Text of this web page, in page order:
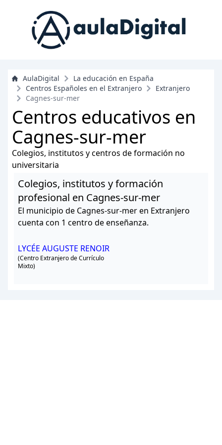
AulaDigital
La educación en España
Centros Españoles en el Extranjero
Extranjero
Cagnes-sur-mer
Centros educativos en
Cagnes-sur-mer
Colegios, institutos y centros de formación no
universitaria
Colegios, institutos y formación
profesional en Cagnes-sur-mer
El municipio de Cagnes-sur-mer en Extranjero
cuenta con 1 centro de enseñanza.
LYCÉE AUGUSTE RENOIR
(Centro Extranjero de Currículo
Mixto)